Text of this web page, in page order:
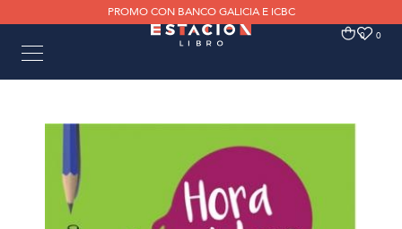
PROMO CON BANCO GALICIA E ICBC
0 0